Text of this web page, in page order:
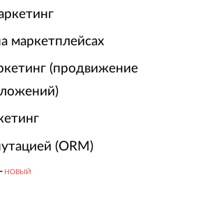
маркетплейсах
(продвижение
(ORM)
НОВЫЙ